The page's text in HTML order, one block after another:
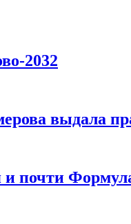
2032
выдала
почти